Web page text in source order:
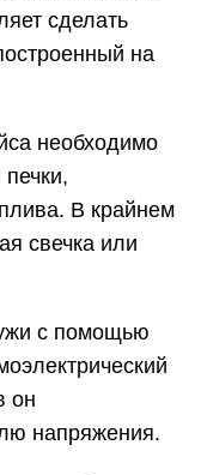
сделать
на
необходимо
В крайнем
свечка или
с помощью
он
напряжения.